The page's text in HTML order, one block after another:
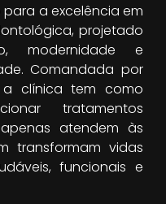
a excelência em
projetado
modernidade e
Comandada por
a clínica tem como
tratamentos
atendem às
transformam vidas
funcionais e